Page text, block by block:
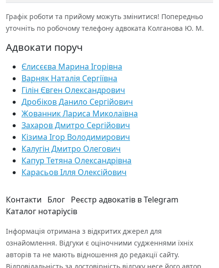
Графік роботи та прийому можуть змінитися! Попередньо
уточніть по робочому телефону адвоката Колганова Ю. М.
Адвокати поруч
Єлисєєва Марина Ігорівна
Варняк Наталія Сергіївна
Гілін Євген Олександрович
Дробіков Данило Сергійович
Жованник Лариса Миколаївна
Захаров Дмитро Сергійович
Кізима Ігор Володимирович
Калугін Дмитро Олегович
Капур Тетяна Олександрівна
Карасьов Ілля Олексійович
Контакти Блог Реєстр адвокатів в Telegram
Каталог нотаріусів
Інформація отримана з відкритих джерел для
ознайомлення. Відгуки є оціночними судженнями їхніх
авторів та не мають відношення до редакції сайту.